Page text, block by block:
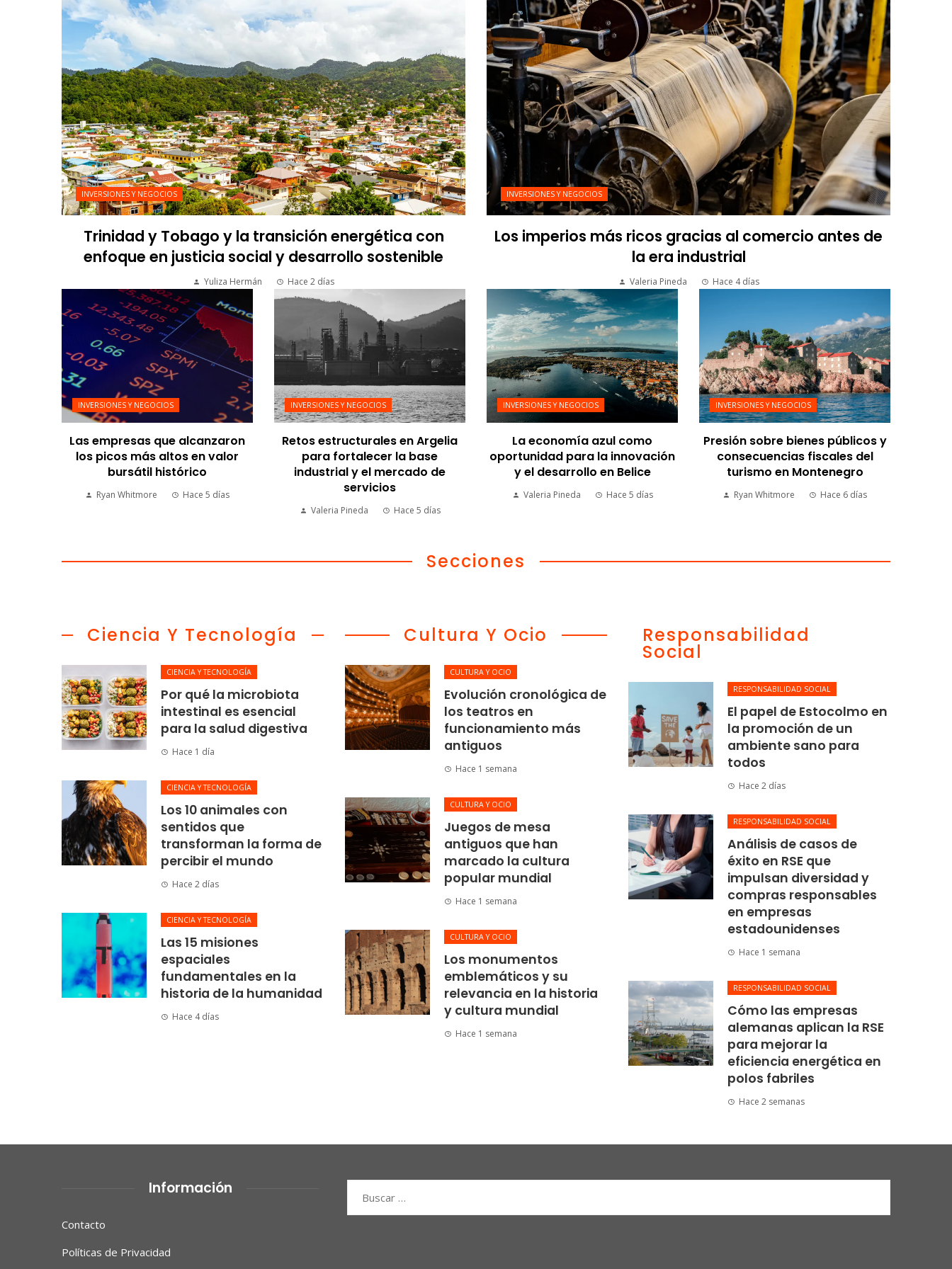
INVERSIONES Y NEGOCIOS
Trinidad y Tobago y la transición energética con
enfoque en justicia social y desarrollo sostenible
Yuliza Hermán Hace 2 días
INVERSIONES Y NEGOCIOS
Los imperios más ricos gracias al comercio antes de
la era industrial
Valeria Pineda Hace 4 días
INVERSIONES Y NEGOCIOS
Las empresas que alcanzaron
los picos más altos en valor
bursátil histórico
Ryan Whitmore Hace 5 días
INVERSIONES Y NEGOCIOS
Retos estructurales en Argelia
para fortalecer la base
industrial y el mercado de
servicios
Valeria Pineda Hace 5 días
INVERSIONES Y NEGOCIOS
La economía azul como
oportunidad para la innovación
y el desarrollo en Belice
Valeria Pineda Hace 5 días
INVERSIONES Y NEGOCIOS
Presión sobre bienes públicos y
consecuencias fiscales del
turismo en Montenegro
Ryan Whitmore Hace 6 días
Secciones
Ciencia Y Tecnología
CIENCIA Y TECNOLOGÍA
Por qué la microbiota
intestinal es esencial
para la salud digestiva
Hace 1 día
CIENCIA Y TECNOLOGÍA
Los 10 animales con
sentidos que
transforman la forma de
percibir el mundo
Hace 2 días
CIENCIA Y TECNOLOGÍA
Las 15 misiones
espaciales
fundamentales en la
historia de la humanidad
Hace 4 días
Cultura Y Ocio
CULTURA Y OCIO
Evolución cronológica de
los teatros en
funcionamiento más
antiguos
Hace 1 semana
CULTURA Y OCIO
Juegos de mesa
antiguos que han
marcado la cultura
popular mundial
Hace 1 semana
CULTURA Y OCIO
Los monumentos
emblemáticos y su
relevancia en la historia
y cultura mundial
Hace 1 semana
Responsabilidad
Social
RESPONSABILIDAD SOCIAL
El papel de Estocolmo en
la promoción de un
ambiente sano para
todos
Hace 2 días
RESPONSABILIDAD SOCIAL
Análisis de casos de
éxito en RSE que
impulsan diversidad y
compras responsables
en empresas
estadounidenses
Hace 1 semana
RESPONSABILIDAD SOCIAL
Cómo las empresas
alemanas aplican la RSE
para mejorar la
eficiencia energética en
polos fabriles
Hace 2 semanas
Información
Contacto
Políticas de Privacidad